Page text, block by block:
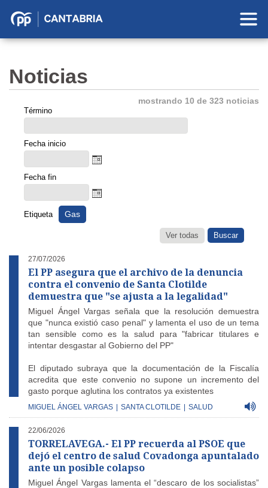
Partido
Cantabria
Noticias
mostrando 10 de 323 noticias
Término
Fecha inicio
Fecha fin
Etiqueta Gas
Ver todas
27/07/2026
El PP asegura que el archivo de la denuncia
contra el convenio de Santa Clotilde
demuestra que "se ajusta a la legalidad"
Miguel Ángel Vargas señala que la resolución demuestra
que "nunca existió caso penal" y lamenta el uso de un tema
tan sensible como es la salud para "fabricar titulares e
intentar desgastar al Gobierno del PP"
El diputado subraya que la documentación de la Fiscalía
acredita que este convenio no supone un incremento del
gasto porque aglutina los contratos ya existentes
MIGUEL ÁNGEL VARGAS SANTA CLOTILDE SALUD
22/06/2026
TORRELAVEGA.- El PP recuerda al PSOE que
dejó el centro de salud Covadonga apuntalado
ante un posible colapso
Miguel Ángel Vargas lamenta el “descaro de los socialistas”